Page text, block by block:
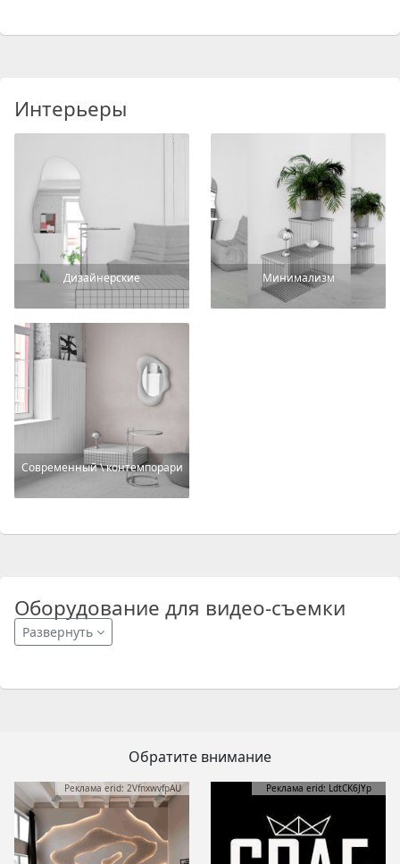
Интерьеры
Дизайнерские Минимализм
Современный \ контемпорари
Оборудование для видео-съемки
Развернуть
Обратите внимание
Реклама erid: 2VfnxwvfpAU Реклама erid: LdtCK6JYp